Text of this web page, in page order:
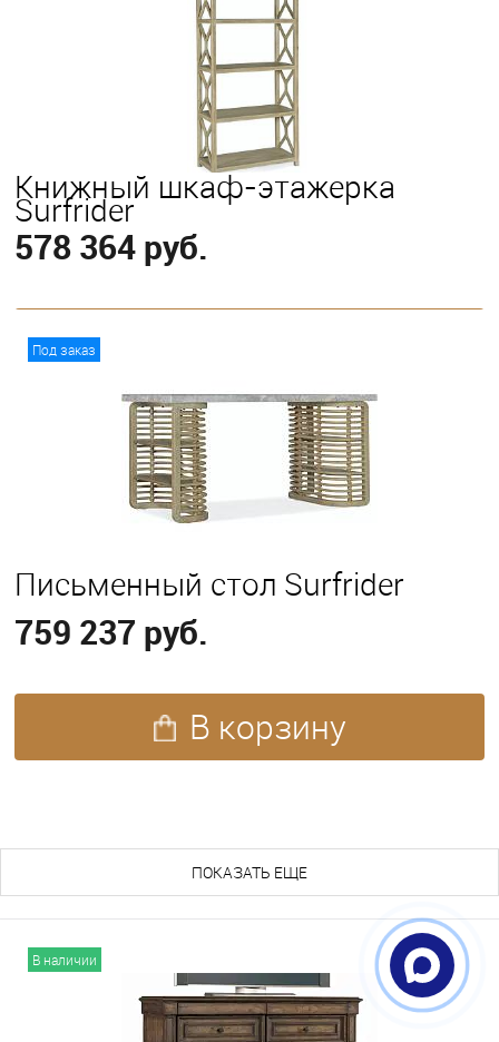
Книжный шкаф-этажерка
Surfrider
578 364 руб.
Под заказ
Письменный стол Surfrider
759 237 руб.
В корзину
ПОКАЗАТЬ ЕЩЕ
В наличии